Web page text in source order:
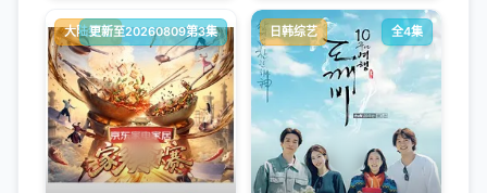
大陆综艺更新至20260809第3集 日韩综艺 全4集